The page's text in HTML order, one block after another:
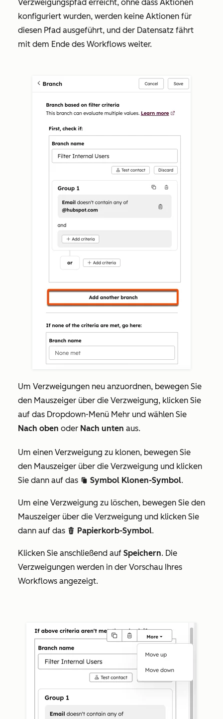
Verzweigungspfad erreicht, ohne dass Aktionen
konfiguriert wurden, werden keine Aktionen für
diesen Pfad ausgeführt, und der Datensatz fährt
mit dem Ende des Workflows weiter.
Um Verzweigungen neu anzuordnen, bewegen Sie
den Mauszeiger über die Verzweigung, klicken Sie
auf das Dropdown-Menü Mehr und wählen Sie
Nach oben oder Nach unten aus.
Um einen Verzweigung zu klonen, bewegen Sie
den Mauszeiger über die Verzweigung und klicken
Sie dann auf das duplicate Symbol Klonen-Symbol.
Um eine Verzweigung zu löschen, bewegen Sie den
Mauszeiger über die Verzweigung und klicken Sie
dann auf das delete Papierkorb-Symbol.
Klicken Sie anschließend auf Speichern. Die
Verzweigungen werden in der Vorschau Ihres
Workflows angezeigt.